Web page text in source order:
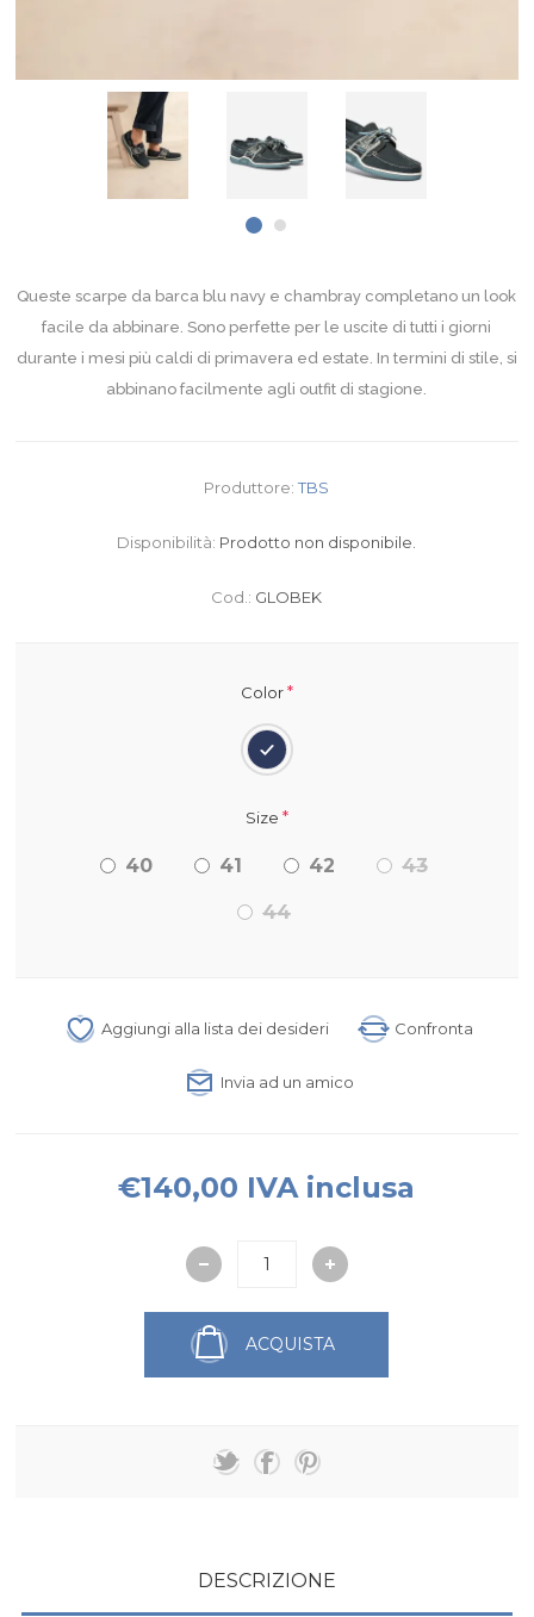
Queste scarpe da barca blu navy e chambray completano un look
facile da abbinare. Sono perfette per le uscite di tutti i giorni
durante i mesi più caldi di primavera ed estate. In termini di stile, si
abbinano facilmente agli outfit di stagione.
Produttore: TBS
Disponibilità: Prodotto non disponibile.
Cod.: GLOBEK
Color*
Size *
40 41 42 43
44
Aggiungi alla lista dei desideri Confronta
Invia ad un amico
€140,00 IVA inclusa
ACQUISTA
DESCRIZIONE